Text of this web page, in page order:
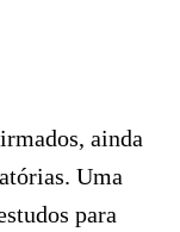
ainda
Uma
para